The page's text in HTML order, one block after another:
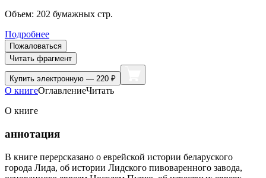
Объем: 202 бумажных стр.
Подробнее
Пожаловаться
Читать фрагмент
Купить электронную — 220 ₽
О книгеОглавлениеЧитать
О книге
аннотация
В книге перерсказано о еврейской истории беларуского
города Лида, об истории Лидского пивоваренного завода,